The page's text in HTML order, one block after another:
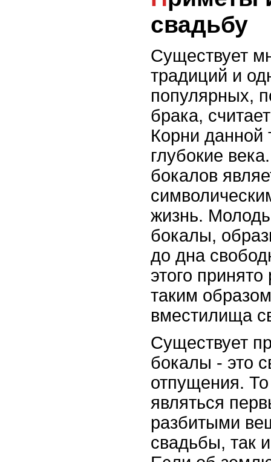
свадьбу
Существует
традиций и
популярных,
брака,
Корни данной
глубокие
бокалов
жизнь.
бокалы,
до дна
этого
таким
вместилища
Существует
бокалы - это
отпущения.
являться
разбитыми
свадьбы, так